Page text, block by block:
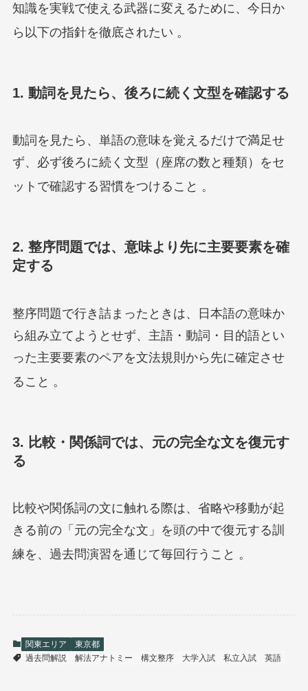
知識を実戦で使える武器に変えるために、今日か
ら以下の指針を徹底されたい 。
1. 動詞を見たら、後ろに続く文型を確認する
動詞を見たら、単語の意味を覚えるだけで満足せ
ず、必ず後ろに続く文型（座席の数と種類）をセ
ットで確認する習慣をつけること 。
2. 整序問題では、意味より先に主要要素を確
定する
整序問題で行き詰まったときは、日本語の意味か
ら組み立てようとせず、主語・動詞・目的語とい
った主要要素のペアを文法規則から先に確定させ
ること 。
3. 比較・関係詞では、元の完全な文を復元す
る
比較や関係詞の文に触れる際は、省略や移動が起
きる前の「元の完全な文」を頭の中で復元する訓
練を、過去問演習を通じて毎回行うこと 。
関東エリア
東京都
過去問解説
解法アナトミー 構文整序 大学入試 私立入試 英語